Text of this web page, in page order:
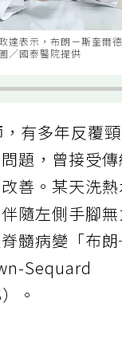
達表示，布朗－斯奎爾
／國泰醫院提供
有多年反覆
題，曾接受
善。某天洗
隨左側手腳
髓病變「布
Sequard
。